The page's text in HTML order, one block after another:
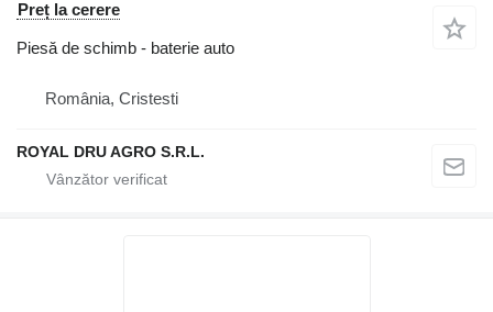
Preț la cerere
Piesă de schimb - baterie auto
România, Cristesti
ROYAL DRU AGRO S.R.L.